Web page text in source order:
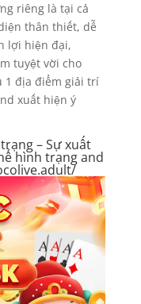
riêng là tại cả
thân thiết, dễ
lợi hiện đại,
tuyệt vời cho
1 địa điểm giải trí
xuất hiện ý
– Sự xuất
hình trạng and